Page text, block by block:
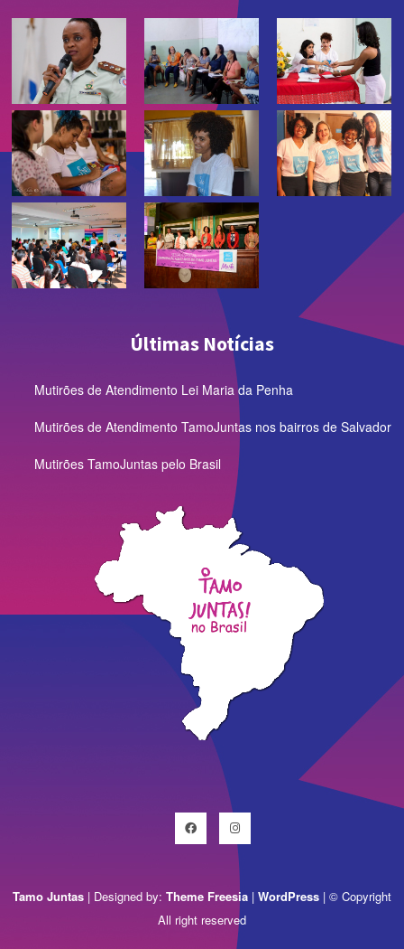
Últimas Notícias
Mutirões de Atendimento Lei Maria da Penha
Mutirões de Atendimento TamoJuntas nos bairros de Salvador
Mutirões TamoJuntas pelo Brasil
FacebookInstagram
Tamo Juntas| Designed by: Theme Freesia| WordPress| © Copyright
All right reserved